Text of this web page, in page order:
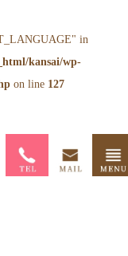
in
kansai/wp-
on line 127